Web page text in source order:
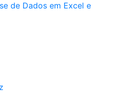
de Dados em Excel e